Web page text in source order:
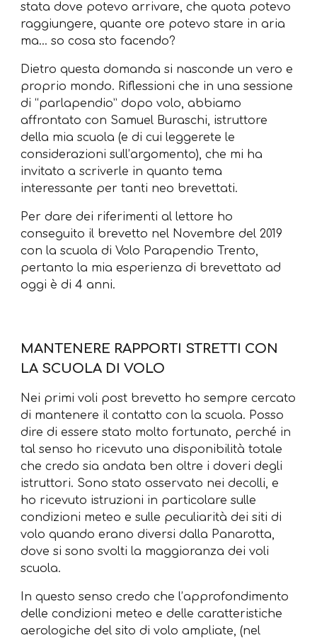
stata dove potevo arrivare, che quota potevo
raggiungere, quante ore potevo stare in aria
ma… so cosa sto facendo?
Dietro questa domanda si nasconde un vero e
proprio mondo. Riflessioni che in una sessione
di “parlapendio” dopo volo, abbiamo
affrontato con Samuel Buraschi, istruttore
della mia scuola (e di cui leggerete le
considerazioni sull’argomento), che mi ha
invitato a scriverle in quanto tema
interessante per tanti neo brevettati.
Per dare dei riferimenti al lettore ho
conseguito il brevetto nel Novembre del 2019
con la scuola di Volo Parapendio Trento,
pertanto la mia esperienza di brevettato ad
oggi è di 4 anni.
MANTENERE RAPPORTI STRETTI CON
LA SCUOLA DI VOLO
Nei primi voli post brevetto ho sempre cercato
di mantenere il contatto con la scuola. Posso
dire di essere stato molto fortunato, perché in
tal senso ho ricevuto una disponibilità totale
che credo sia andata ben oltre i doveri degli
istruttori. Sono stato osservato nei decolli, e
ho ricevuto istruzioni in particolare sulle
condizioni meteo e sulle peculiarità dei siti di
volo quando erano diversi dalla Panarotta,
dove si sono svolti la maggioranza dei voli
scuola.
In questo senso credo che l’approfondimento
delle condizioni meteo e delle caratteristiche
aerologiche del sito di volo ampliate, (nel